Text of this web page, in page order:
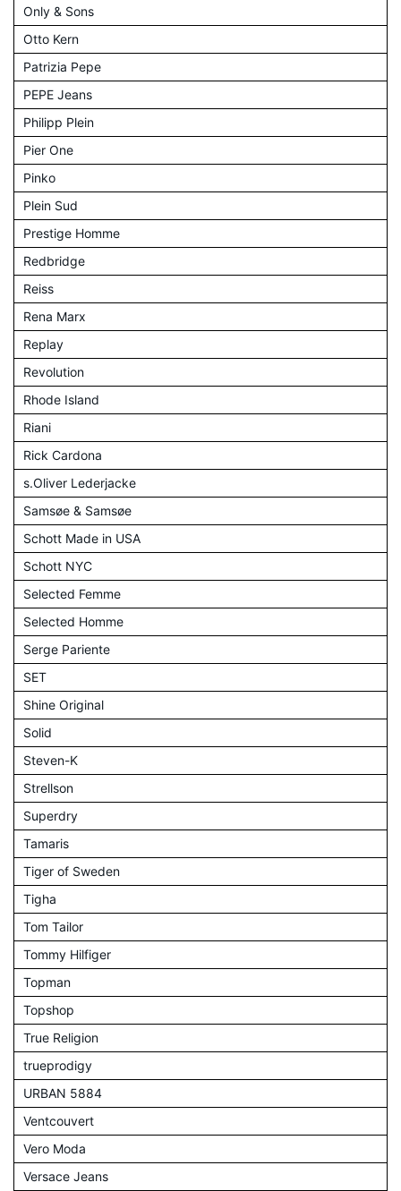
Only & Sons
Otto Kern
Patrizia Pepe
PEPE Jeans
Philipp Plein
Pier One
Pinko
Plein Sud
Prestige Homme
Redbridge
Reiss
Rena Marx
Replay
Revolution
Rhode Island
Riani
Rick Cardona
s.Oliver Lederjacke
Samsøe & Samsøe
Schott Made in USA
Schott NYC
Selected Femme
Selected Homme
Serge Pariente
SET
Shine Original
Solid
Steven-K
Strellson
Superdry
Tamaris
Tiger of Sweden
Tigha
Tom Tailor
Tommy Hilfiger
Topman
Topshop
True Religion
trueprodigy
URBAN 5884
Ventcouvert
Vero Moda
Versace Jeans